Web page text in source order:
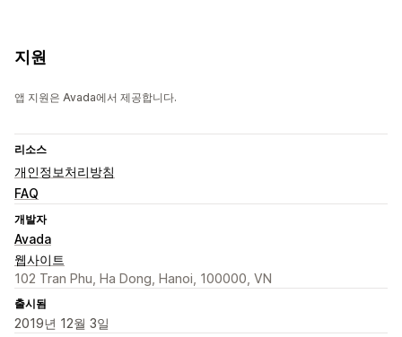
지원
앱 지원은 Avada에서 제공합니다.
리소스
개인정보처리방침
FAQ
개발자
Avada
웹사이트
102 Tran Phu, Ha Dong, Hanoi, 100000, VN
출시됨
2019년 12월 3일